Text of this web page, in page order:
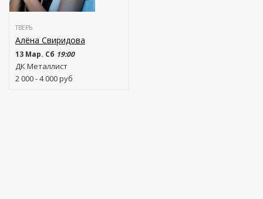
ТВЕРЬ
Алёна Свиридова
13 Мар. Сб 19:00
ДК Металлист
2 000 - 4 000руб